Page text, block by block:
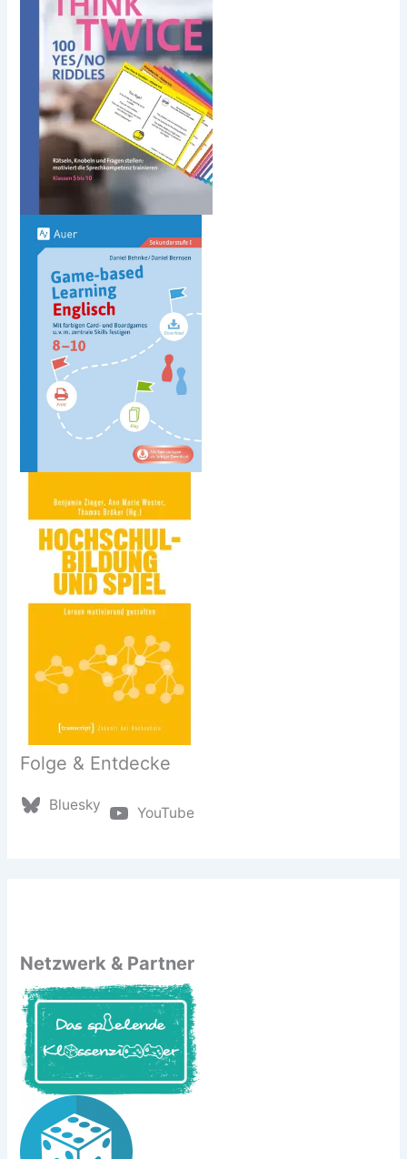
Folge & Entdecke
Bluesky YouTube
Netzwerk & Partner